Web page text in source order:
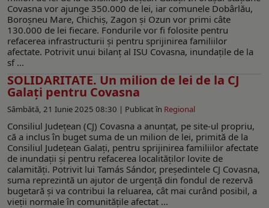
Covasna vor ajunge 350.000 de lei, iar comunele Dobârlău,
Boroşneu Mare, Chichiş, Zagon şi Ozun vor primi câte
130.000 de lei fiecare. Fondurile vor fi folosite pentru
refacerea infrastructurii şi pentru sprijinirea familiilor
afectate. Potrivit unui bilanţ al ISU Covasna, inundaţile de la
sf ...
SOLIDARITATE. Un milion de lei de la CJ
Galaţi pentru Covasna
Sâmbătă, 21 Iunie 2025 08:30 | Publicat în Regional
Consiliul Judeţean (CJ) Covasna a anunţat, pe site-ul propriu,
că a inclus în buget suma de un milion de lei, primită de la
Consiliul Județean Galați, pentru sprijinirea familiilor afectate
de inundații și pentru refacerea localităților lovite de
calamități. Potrivit lui Tamás Sándor, președintele CJ Covasna,
suma reprezintă un ajutor de urgenţă din fondul de rezervă
bugetară şi va contribui la reluarea, cât mai curând posibil, a
vieții normale în comunitățile afectat ...